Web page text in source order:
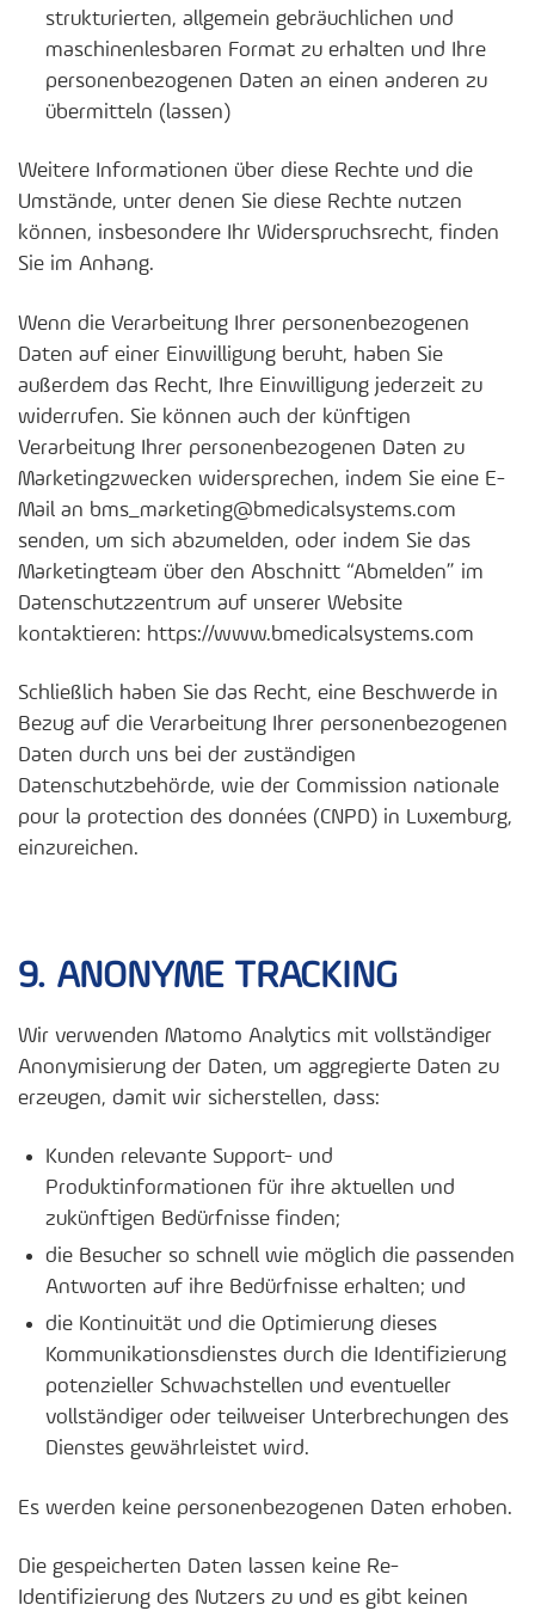
strukturierten, allgemein gebräuchlichen und
maschinenlesbaren Format zu erhalten und Ihre
personenbezogenen Daten an einen anderen zu
übermitteln (lassen)
Weitere Informationen über diese Rechte und die
Umstände, unter denen Sie diese Rechte nutzen
können, insbesondere Ihr Widerspruchsrecht, finden
Sie im Anhang.
Wenn die Verarbeitung Ihrer personenbezogenen
Daten auf einer Einwilligung beruht, haben Sie
außerdem das Recht, Ihre Einwilligung jederzeit zu
widerrufen. Sie können auch der künftigen
Verarbeitung Ihrer personenbezogenen Daten zu
Marketingzwecken widersprechen, indem Sie eine E-
Mail an bms_marketing@bmedicalsystems.com
senden, um sich abzumelden, oder indem Sie das
Marketingteam über den Abschnitt “Abmelden” im
Datenschutzzentrum auf unserer Website
kontaktieren: https://www.bmedicalsystems.com
Schließlich haben Sie das Recht, eine Beschwerde in
Bezug auf die Verarbeitung Ihrer personenbezogenen
Daten durch uns bei der zuständigen
Datenschutzbehörde, wie der Commission nationale
pour la protection des données (CNPD) in Luxemburg,
einzureichen.
9. ANONYME TRACKING
Wir verwenden Matomo Analytics mit vollständiger
Anonymisierung der Daten, um aggregierte Daten zu
erzeugen, damit wir sicherstellen, dass:
Kunden relevante Support- und
Produktinformationen für ihre aktuellen und
zukünftigen Bedürfnisse finden;
die Besucher so schnell wie möglich die passenden
Antworten auf ihre Bedürfnisse erhalten; und
die Kontinuität und die Optimierung dieses
Kommunikationsdienstes durch die Identifizierung
potenzieller Schwachstellen und eventueller
vollständiger oder teilweiser Unterbrechungen des
Dienstes gewährleistet wird.
Es werden keine personenbezogenen Daten erhoben.
Die gespeicherten Daten lassen keine Re-
Identifizierung des Nutzers zu und es gibt keinen